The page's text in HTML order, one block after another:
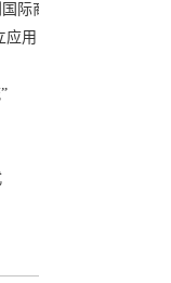
际商
应用